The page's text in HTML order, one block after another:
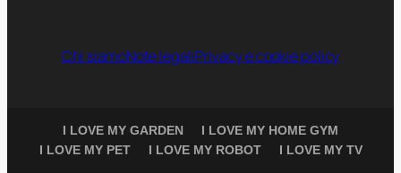
Chi siamoNote legaliPrivacy e cookie policy
I LOVE MY GARDEN
I LOVE MY HOME GYM
I LOVE MY PET
I LOVE MY ROBOT I LOVE MY TV